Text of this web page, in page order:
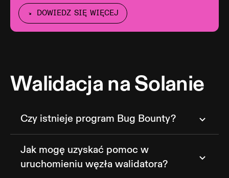
DOWIEDZ SIĘ WIĘCEJ
Walidacja na Solanie
Czy istnieje program Bug Bounty?
Jak mogę uzyskać pomoc w
uruchomieniu węzła walidatora?